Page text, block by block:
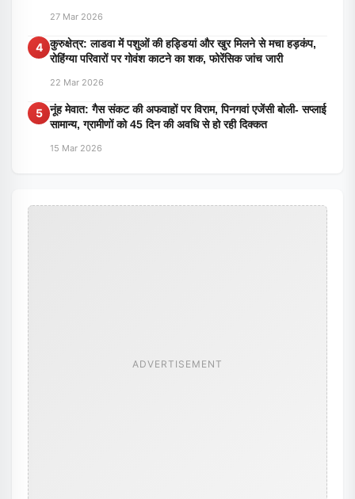
27 Mar 2026
4 कुरुक्षेत्र: लाडवा में पशुओं की हड्डियां और खुर मिलने से मचा हड़कंप,
रोहिंग्या परिवारों पर गोवंश काटने का शक, फोरेंसिक जांच जारी
22 Mar 2026
5 नूंह मेवात: गैस संकट की अफवाहों पर विराम, पिनगवां एजेंसी बोली- सप्लाई
सामान्य, ग्रामीणों को 45 दिन की अवधि से हो रही दिक्कत
15 Mar 2026
ADVERTISEMENT